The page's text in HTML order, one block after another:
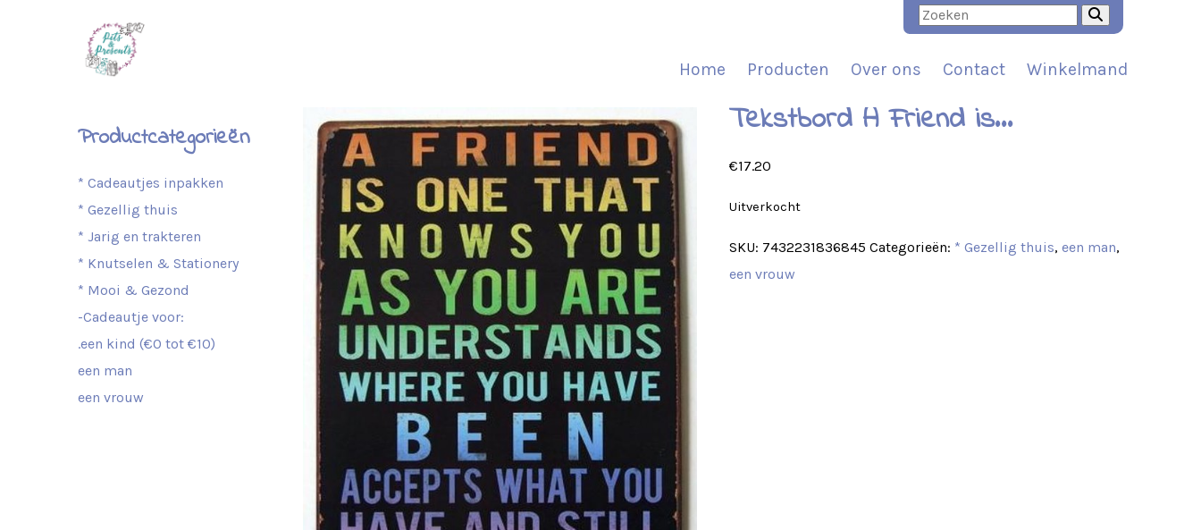
Home Producten Over ons Contact Winkelmand
Tekstbord A Friend is…
€17.20
Uitverkocht
SKU: 7432231836845 Categorieën: * Gezellig thuis,een man,
een vrouw
Productcategorieën
* Cadeautjes inpakken
* Gezellig thuis
* Jarig en trakteren
* Knutselen & Stationery
* Mooi & Gezond
-Cadeautje voor:
.een kind (€0 tot €10)
een man
een vrouw